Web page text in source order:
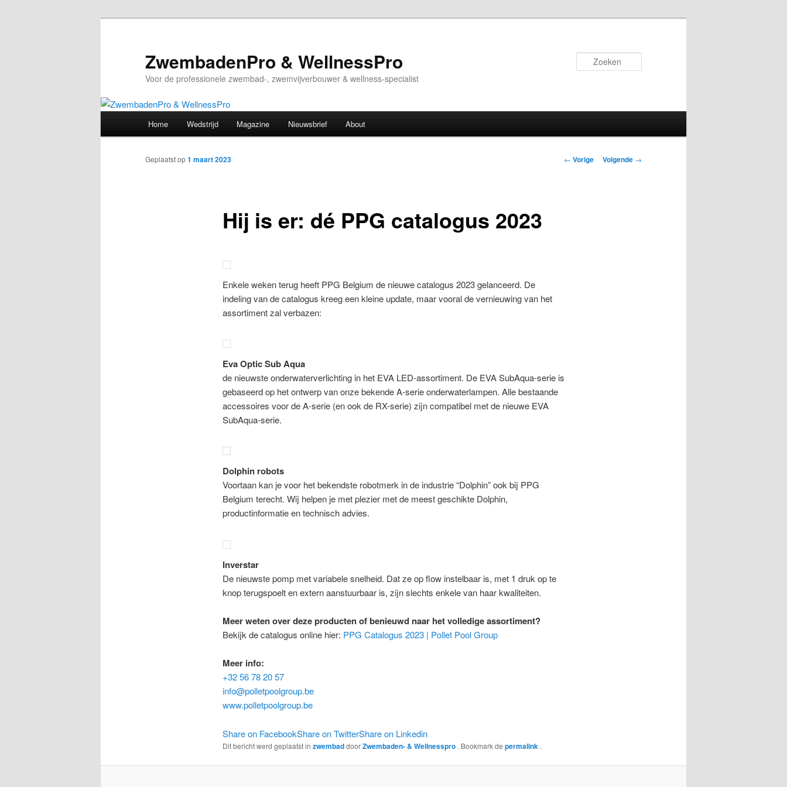
ZwembadenPro & WellnessPro
Voor de professionele zwembad-, zwemvijverbouwer & wellness-specialist
Home Wedstrijd Magazine Nieuwsbrief About
Bericht
← Vorige Volgende →
Hij is er: dé PPG catalogus 2023
Geplaatst op1 maart 2023
Enkele weken terug heeft PPG Belgium de nieuwe catalogus 2023 gelanceerd. De
indeling van de catalogus kreeg een kleine update, maar vooral de vernieuwing van het
assortiment zal verbazen:
Eva Optic Sub Aqua
de nieuwste onderwaterverlichting in het EVA LED-assortiment. De EVA SubAqua-serie is
gebaseerd op het ontwerp van onze bekende A-serie onderwaterlampen. Alle bestaande
accessoires voor de A-serie (en ook de RX-serie) zijn compatibel met de nieuwe EVA
SubAqua-serie.
Dolphin robots
Voortaan kan je voor het bekendste robotmerk in de industrie “Dolphin” ook bij PPG
Belgium terecht. Wij helpen je met plezier met de meest geschikte Dolphin,
productinformatie en technisch advies.
Inverstar
De nieuwste pomp met variabele snelheid. Dat ze op flow instelbaar is, met 1 druk op te
knop terugspoelt en extern aanstuurbaar is, zijn slechts enkele van haar kwaliteiten.
Meer weten over deze producten of benieuwd naar het volledige assortiment?
Bekijk de catalogus online hier: PPG Catalogus 2023 | Pollet Pool Group
Meer info:
+32 56 78 20 57
info@polletpoolgroup.be
www.polletpoolgroup.be
Share on FacebookShare on TwitterShare on Linkedin
Dit bericht werd geplaatst in zwembaddoorZwembaden- & Wellnesspro . Bookmark de permalink .